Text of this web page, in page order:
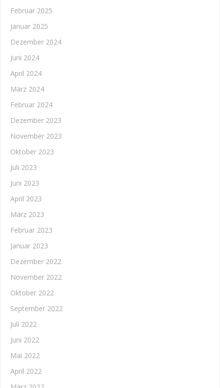
Februar 2025
Januar 2025
Dezember 2024
Juni 2024
April 2024
März 2024
Februar 2024
Dezember 2023
November 2023
Oktober 2023
Juli 2023
Juni 2023
April 2023
März 2023
Februar 2023
Januar 2023
Dezember 2022
November 2022
Oktober 2022
September 2022
Juli 2022
Juni 2022
Mai 2022
April 2022